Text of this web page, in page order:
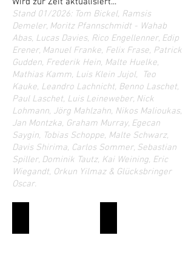
Stand 01/2026: Tom Bickel, Ramsis
Demeler, Moritz Pfannschmidt -
Wahab
Abas, Lucas Davies, Rico Engellenner, Edip
Erener, Manuel Franke, Felix Frase, Patrick
Gudden, Frederik Hein, Malte Huelke,
Mathias Kamm, Luis Klein Jujol, Teo
Kauke, Leandro Lachnicht, Benno Laschet,
Paul Laschet, Luis Leineweber, Nick
Lohmann, Jörg Mahlzahn, Nikos Malioukas,
Jan Montzka, Graham Murray, Egecan
Saygin, Tobias Schoppe, Malte Schwarz,
Davis Shirima, Carlos Sommer, Sebastian
Spiller, Dominik Tautz, Kai Weining, Eric
Wiegandt, Orkun Yilmaz & Glücksbringer
Oscar.